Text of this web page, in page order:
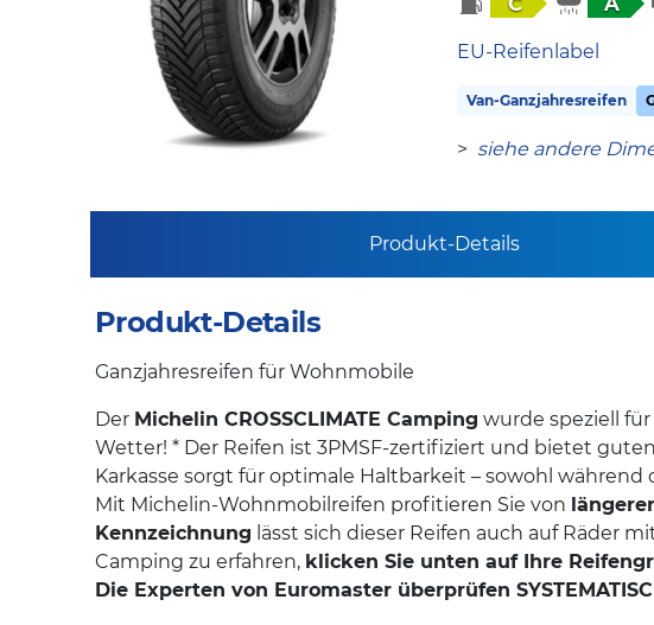
EU-Reifenlabel
Van-Ganzjahresreifen
> siehe andere
Produkt-Details
Produkt-Details
Ganzjahresreifen für Wohnmobile
Der Michelin CROSSCLIMATE Camping wurde speziell für
Wetter! * Der Reifen ist 3PMSF-zertifiziert und bietet
Karkasse sorgt für optimale Haltbarkeit – sowohl während
Mit Michelin-Wohnmobilreifen profitieren Sie von
Kennzeichnung lässt sich dieser Reifen auch auf Räder
Camping zu erfahren, klicken Sie unten auf Ihre
Die Experten von Euromaster überprüfen